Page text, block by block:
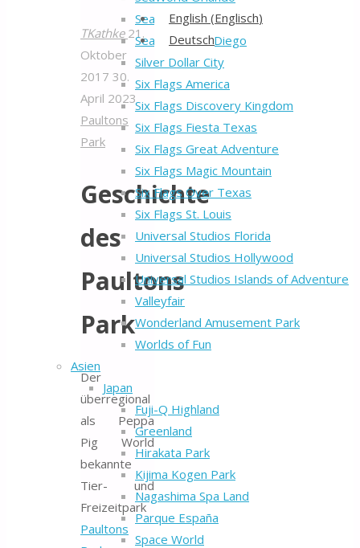
SeaWorld San Antonio
SeaWorld San Diego
Silver Dollar City
Six Flags America
Six Flags Discovery Kingdom
Six Flags Fiesta Texas
Six Flags Great Adventure
Six Flags Magic Mountain
Six Flags Over Texas
Six Flags St. Louis
Universal Studios Florida
Universal Studios Hollywood
Universal Studios Islands of Adventure
Valleyfair
Wonderland Amusement Park
Worlds of Fun
Asien
Japan
Fuji-Q Highland
Greenland
Hirakata Park
Kijima Kogen Park
Nagashima Spa Land
Parque España
Space World
TKathke 21.
Oktober
2017 30.
April 2023
Paultons
Park
Geschichte
des
Paultons
Park
Der
überregional
als Peppa
Pig World
bekannte
Tier- und
Freizeitpark
Paultons
Back
to
Top
English (Englisch)
Deutsch